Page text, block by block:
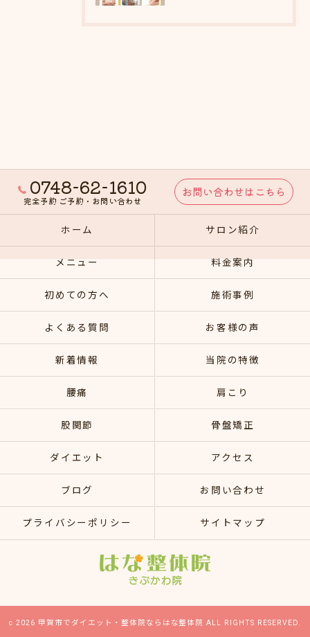
0748-62-1610
完全予約 ご予約・お問い合わせ
お問い合わせはこちら
ホーム サロン紹介
メニュー 料金案内
初めての方へ 施術事例
よくある質問 お客様の声
新着情報 当院の特徴
腰痛 肩こり
股関節 骨盤矯正
ダイエット アクセス
ブログ お問い合わせ
プライバシーポリシー サイトマップ
c 2026 甲賀市でダイエット・整体院ならはな整体院 ALL RIGHTS RESERVED.